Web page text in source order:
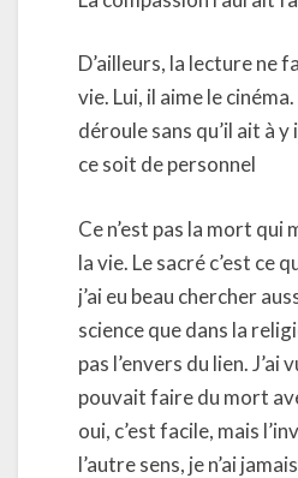
D’ailleurs, la lecture ne
vie. Lui, il aime le
déroule sans qu’il ait à
ce soit de personnel
Ce n’est pas la mort qui
la vie. Le sacré c’est ce
j’ai eu beau chercher
science que dans la
pas l’envers du lien. J’ai
pouvait faire du mort
oui, c’est facile, mais
l’autre sens, je n’ai